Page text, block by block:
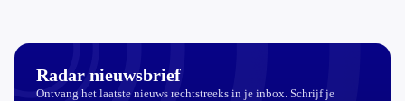
Radar nieuwsbrief
Ontvang het laatste nieuws rechtstreeks in je inbox. Schrijf je